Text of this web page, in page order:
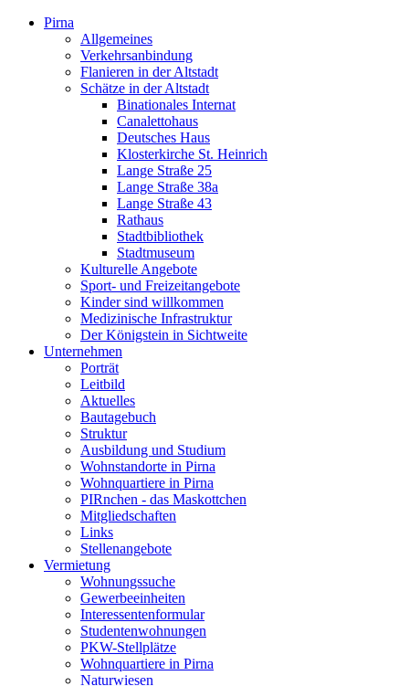
Pirna
Allgemeines
Verkehrsanbindung
Flanieren in der Altstadt
Schätze in der Altstadt
Binationales Internat
Canalettohaus
Deutsches Haus
Klosterkirche St. Heinrich
Lange Straße 25
Lange Straße 38a
Lange Straße 43
Rathaus
Stadtbibliothek
Stadtmuseum
Kulturelle Angebote
Sport- und Freizeitangebote
Kinder sind willkommen
Medizinische Infrastruktur
Der Königstein in Sichtweite
Unternehmen
Porträt
Leitbild
Aktuelles
Bautagebuch
Struktur
Ausbildung und Studium
Wohnstandorte in Pirna
Wohnquartiere in Pirna
PIRnchen - das Maskottchen
Mitgliedschaften
Links
Stellenangebote
Vermietung
Wohnungssuche
Gewerbeeinheiten
Interessentenformular
Studentenwohnungen
PKW-Stellplätze
Wohnquartiere in Pirna
Naturwiesen